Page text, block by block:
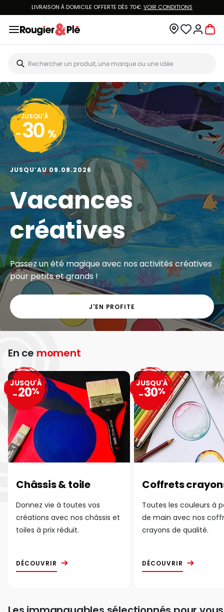
LIVRAISON À DOMICILE OFFERTE DÈS 70€.VOIR CONDITIONS
JUSQU'À
- 30 %
JUSQU’AU 09.08.2026
Vacances
créatives
Passez un été magique avec nos activités créatives
pour petits et grands !
J'EN PROFITE
En ce moment
Châssis & toile
Donnez vie à toutes vos
créations avec nos châssis et
toiles à prix réduit.
DÉCOUVRIR
JUSQU'À
-20%
Coffrets
Toutes les couleurs à
de main avec nos
crayons de qualité.
DÉCOUVRIR
JUSQU'À
-30%